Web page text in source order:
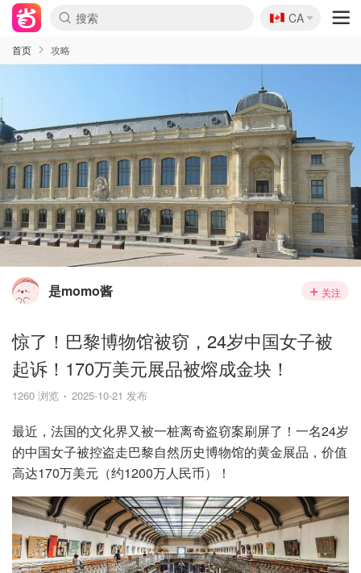
🇨🇦
CA
首页 攻略
是momo酱 关注
惊了！巴黎博物馆被窃，24岁中国女子被
起诉！170万美元展品被熔成金块！
1260 浏览 2025-10-21 发布
最近，法国的文化界又被一桩离奇盗窃案刷屏了！一名24岁
的中国女子被控盗走巴黎自然历史博物馆的黄金展品，价值
高达170万美元（约1200万人民币）！